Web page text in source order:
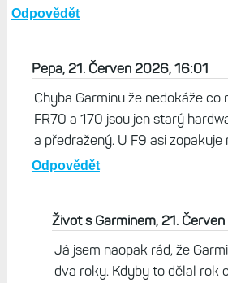
Odpovědět
Pepa, 21. Červen 2026, 16:01
Chyba Garminu že nedokáže co
FR70 a 170 jsou jen starý
a předražený. U F9 asi zopakuje
Odpovědět
Život s Garminem, 21.
Já jsem naopak rád, že
dva roky. Kdyby to dělal rok